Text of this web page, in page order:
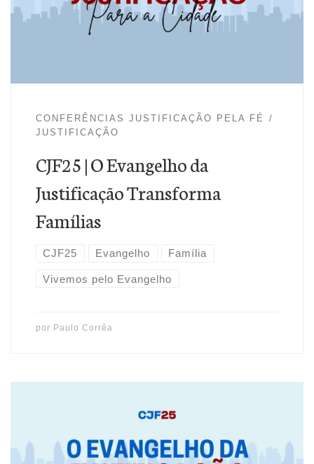
Fundador e Editor do Ministério Justificação pela Fé. É
formado em Teologia Livre pelo Seminário Martin
CONFERÊNCIAS JUSTIFICAÇÃO PELA FÉ
JUSTIFICAÇÃO
CJF25 | O Evangelho da
Justificação Transforma
Famílias
CJF25 Evangelho Família
Vivemos pelo Evangelho
por Paulo Corrêa
Essa foi a primeira palestra que foi ministrada pelo Rev.
Sílvio Ribeiro na VI Conferência Justificação pela Fé